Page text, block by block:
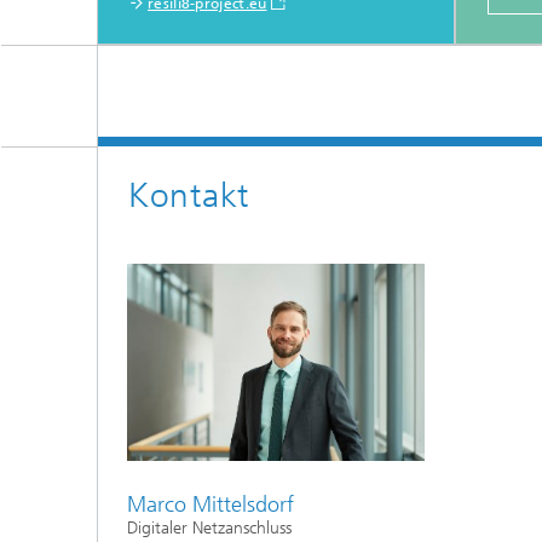
Kontakt
Marco Mittelsdorf
Digitaler Netzanschluss